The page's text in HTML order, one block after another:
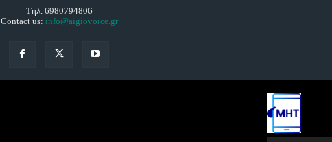
Τηλ. 6980794806
Contact us: info@aigiovoice.gr